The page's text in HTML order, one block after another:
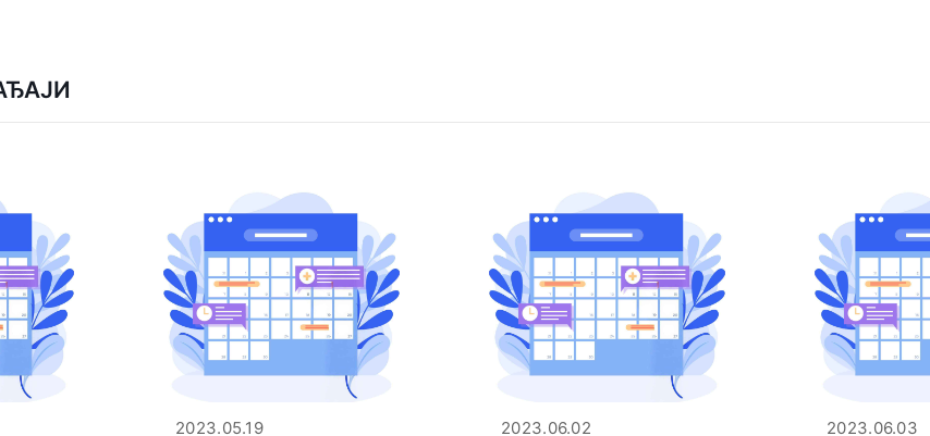
2023.05.19 2023.06.02 2023.06.03